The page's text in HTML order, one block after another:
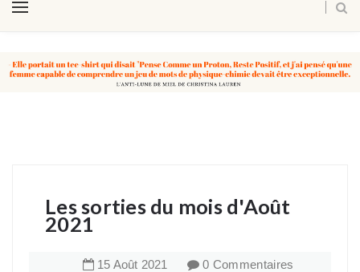
Les sorties du mois d'Août
2021
15 Août 2021 0 Commentaires